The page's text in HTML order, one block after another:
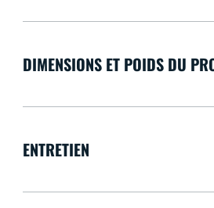
DIMENSIONS ET POIDS DU
ENTRETIEN